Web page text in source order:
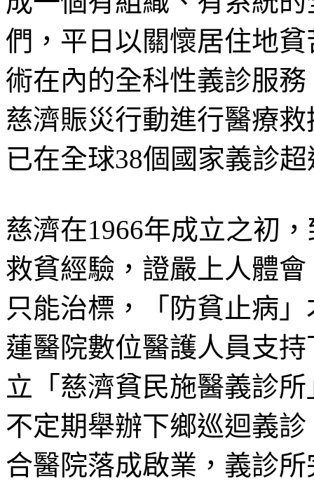
們，平日以關懷居住地
術在內的全科性義診服
慈濟賑災行動進行醫療
已在全球38個國家義診
慈濟在1966年成立之初
救貧經驗，證嚴上人體
只能治標，「防貧止病
蓮醫院數位醫護人員支
立「慈濟貧民施醫義診
不定期舉辦下鄉巡迴義
合醫院落成啟業，義診